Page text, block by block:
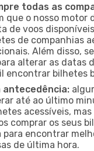
todas as
que o nosso motor
de voos
de companhias
Além disso,
alterar as datas
encontrar bilhetes
antecedência:
até ao último
acessíveis,
comprar os seus
para encontrar
de última hora.